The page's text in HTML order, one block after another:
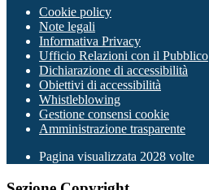
Cookie policy
Note legali
Informativa Privacy
Ufficio Relazioni con il Pubblico
Dichiarazione di accessibilità
Obiettivi di accessibilità
Whistleblowing
Gestione consensi cookie
Amministrazione trasparente
Pagina visualizzata 2028 volte